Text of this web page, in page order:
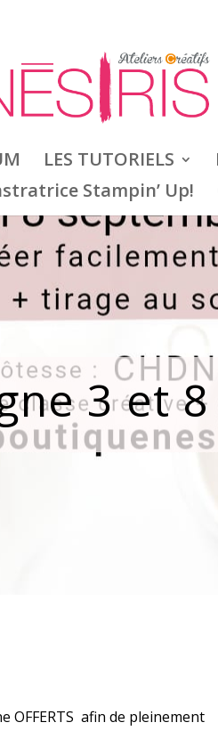
LES TUTORIELS
Stampin’ Up!
3 et
OFFERTS afin de pleinement